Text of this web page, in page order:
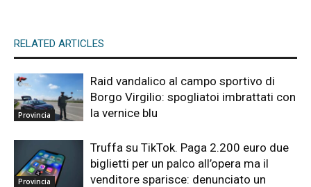
RELATED ARTICLES
Provincia
Raid vandalico al campo sportivo di
Borgo Virgilio: spogliatoi imbrattati con
la vernice blu
Provincia
Truffa su TikTok. Paga 2.200 euro due
biglietti per un palco all’opera ma il
venditore sparisce: denunciato un